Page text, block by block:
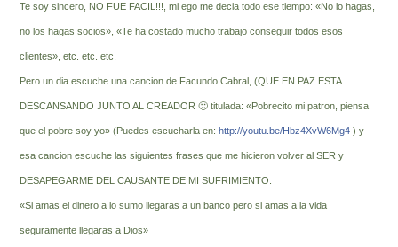
Te soy sincero, NO FUE FACIL!!!, mi ego me decia todo ese tiempo: «No lo hagas,
no los hagas socios», «Te ha costado mucho trabajo conseguir todos esos
clientes», etc. etc. etc.
Pero un dia escuche una cancion de Facundo Cabral, (QUE EN PAZ ESTA
DESCANSANDO JUNTO AL CREADOR 🙂 titulada: «Pobrecito mi patron, piensa
que el pobre soy yo» (Puedes escucharla en: http://youtu.be/Hbz4XvW6Mg4 ) y
esa cancion escuche las siguientes frases que me hicieron volver al SER y
DESAPEGARME DEL CAUSANTE DE MI SUFRIMIENTO:
«Si amas el dinero a lo sumo llegaras a un banco pero si amas a la vida
seguramente llegaras a Dios»